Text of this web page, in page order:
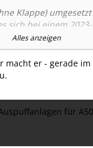
Klappe)
sich bei einem
werde ich so gut als
Alles anzeigen
macht er - gerade im
für